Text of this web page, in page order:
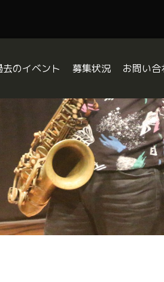
じめての八王子JAZZ DAY Q&A
の人の課題曲解説
ズの合図（サイン） 〜“お約束”を
去のイベント
王子JAZZ DAY 八王子JAZZ
八王子JAZZ
八王子JAZZ
八王子JAZZ
八王子JAZZ
募集状況
八王子JAZZ
ボランティア募集
BE A SUPPORTER
お問い合